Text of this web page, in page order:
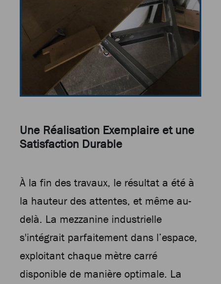
Une Réalisation Exemplaire et une
Satisfaction Durable
À la fin des travaux, le résultat a été à
la hauteur des attentes, et même au-
delà. La mezzanine industrielle
s'intégrait parfaitement dans l’espace,
exploitant chaque mètre carré
disponible de manière optimale. La